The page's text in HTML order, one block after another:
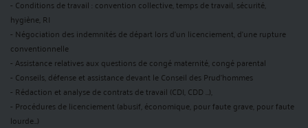
- Conditions de travail : convention collective, temps de travail, sécurité,
hygiène, RI
- Négociation des indemnités de départ lors d'un licenciement, d'une rupture
conventionnelle
- Assistance relatives aux questions de congé maternité, congé parental
- Conseils, défense et assistance devant le Conseil des Prud'hommes
- Rédaction et analyse de contrats de travail (CDI, CDD …),
- Procédures de licenciement (abusif, économique, pour faute grave, pour faute
lourde…)